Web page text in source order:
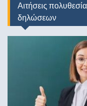
Αιτήσεις
δηλώσεων